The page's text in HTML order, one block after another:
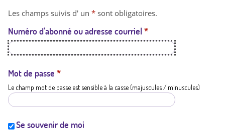
t
a
t
i
Les champs suivis d' un * sont obligatoires.
Numéro d'abonné ou adresse courriel *
Mot de passe *
Le champ mot de passe est sensible à la casse (majuscules / minuscules)
Se souvenir de moi